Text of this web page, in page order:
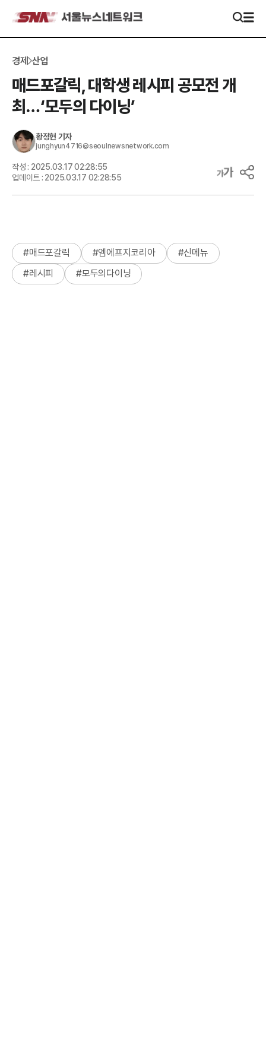
경제 산업
매드포갈릭, 대학생 레시피 공모전 개
최…‘모두의 다이닝’
황정현 기자
junghyun4716@seoulnewsnetwork.com
작성 : 2025.03.17 02:28:55
업데이트 : 2025.03.17 02:28:55
#매드포갈릭 #엠에프지코리아 #신메뉴
#레시피 #모두의다이닝